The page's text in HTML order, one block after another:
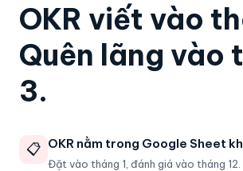
OKR viết vào
Quên lãng vào
3.
📋 OKR nằm trong Google Sheet
Đặt vào tháng 1, đánh giá vào tháng